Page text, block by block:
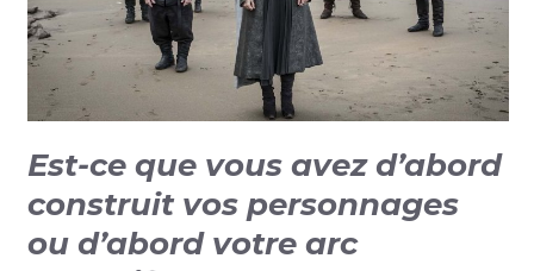
Est-ce que vous avez d’abord
construit vos personnages
ou d’abord votre arc